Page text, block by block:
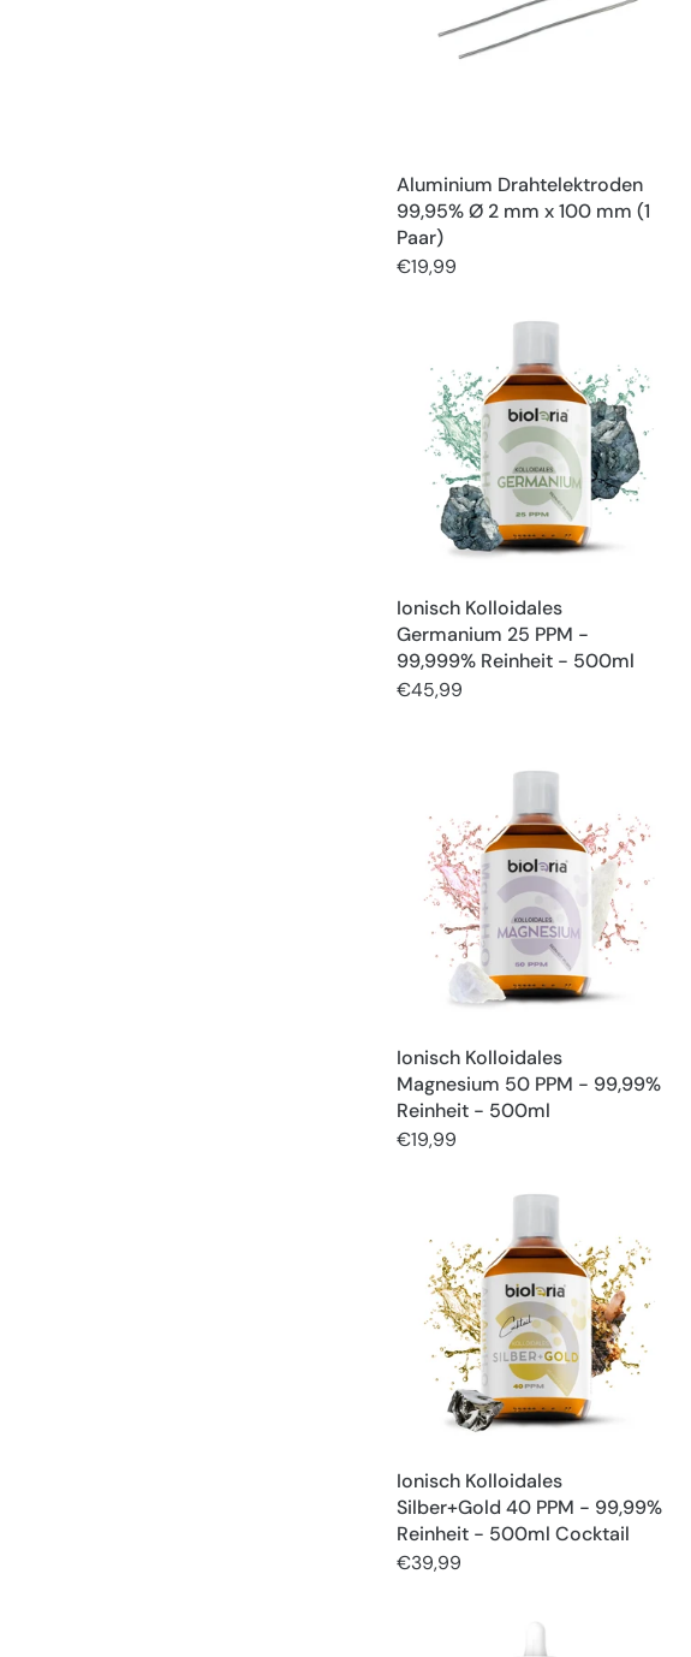
Aluminium Drahtelektroden
99,95% Ø 2 mm x 100 mm (1
Paar)
€19,99
Ionisch Kolloidales
Germanium 25 PPM -
99,999% Reinheit - 500ml
€45,99
Ionisch Kolloidales
Magnesium 50 PPM - 99,99%
Reinheit - 500ml
€19,99
Ionisch Kolloidales
Silber+Gold 40 PPM - 99,99%
Reinheit - 500ml Cocktail
€39,99